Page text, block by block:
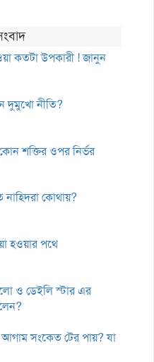
কতটা উপকারী ! জানুন
দুমুখো নীতি?
শক্তির ওপর নির্ভর
নাহিদরা কোথায়?
হওয়ার পথে
ও ডেইলি স্টার এর
আগাম সংকেত টের পায়? যা